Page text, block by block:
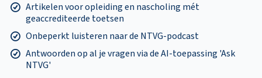
Artikelen voor opleiding en nascholing mét
geaccrediteerde toetsen
Onbeperkt luisteren naar de NTVG-podcast
Antwoorden op al je vragen via de AI-toepassing 'Ask
NTVG'